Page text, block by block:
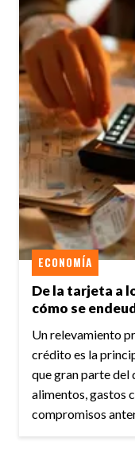
De la tarjeta a
cómo se
ECONOMÍA
Un relevamiento
crédito es la
que gran parte del
alimentos, gastos
compromisos